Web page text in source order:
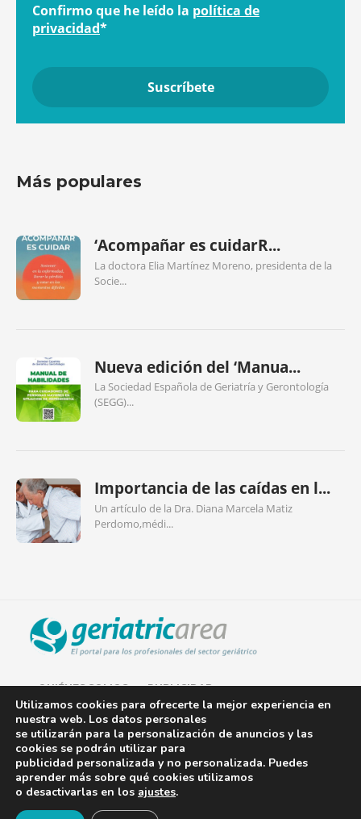
Confirmo que he leído la política de
privacidad*
Más populares
‘Acompañar es cuidarR...
La doctora Elia Martínez Moreno, presidenta de la
Socie...
Nueva edición del ‘Manua...
La Sociedad Española de Geriatría y Gerontología
(SEGG)...
Importancia de las caídas en l...
Un artículo de la Dra. Diana Marcela Matiz
Perdomo,médi...
QUIÉNES SOMOS PUBLICIDAD
AVISO LEGAL
POLÍTICA DE COOKIES
POLÍTICA DE PRIVACIDAD
Utilizamos cookies para ofrecerte la mejor experiencia en
nuestra web. Los datos personales
se utilizarán para la personalización de anuncios y las
cookies se podrán utilizar para
publicidad personalizada y no personalizada. Puedes
aprender más sobre qué cookies utilizamos
o desactivarlas en los ajustes.